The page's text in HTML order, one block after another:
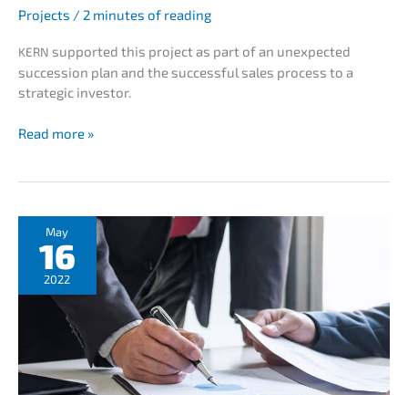
Projects / 2 minutes of reading
KERN support­ed this project as part of an unexpec­ted
succes­si­on plan and the successful sales process to a
strate­gic investor.
Spedi­
GmbH
Unter­
nehmens­
verkauf
Read more »
May
16
2022